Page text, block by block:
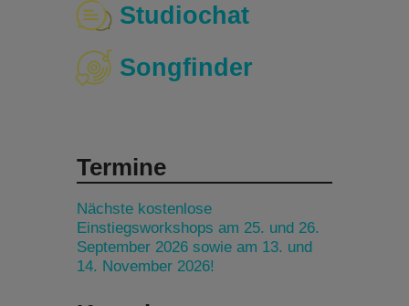
Studiochat
Songfinder
Termine
Nächste kostenlose
Einstiegsworkshops am 25. und 26.
September 2026 sowie am 13. und
14. November 2026!